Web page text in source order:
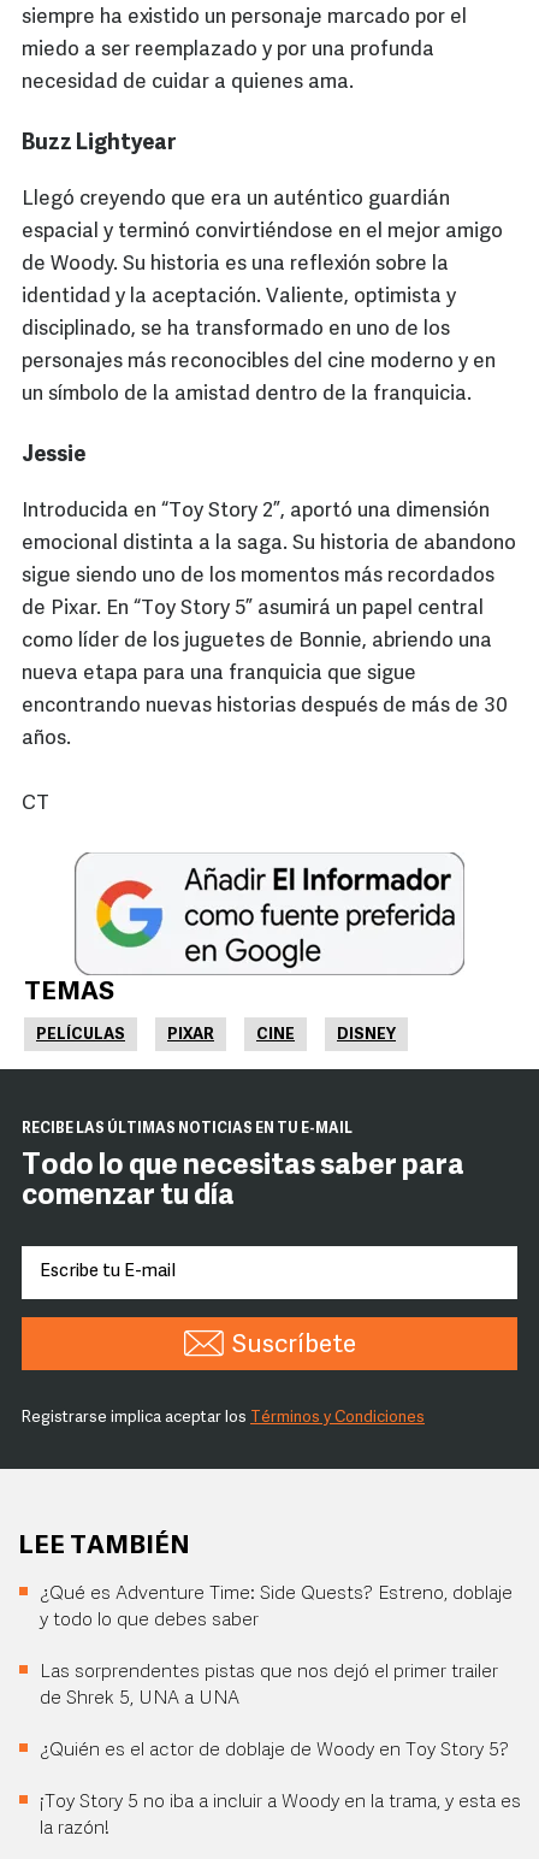
siempre ha existido un personaje marcado por el
miedo a ser reemplazado y por una profunda
necesidad de cuidar a quienes ama.
Buzz Lightyear
Llegó creyendo que era un auténtico guardián
espacial y terminó convirtiéndose en el mejor amigo
de Woody. Su historia es una reflexión sobre la
identidad y la aceptación. Valiente, optimista y
disciplinado, se ha transformado en uno de los
personajes más reconocibles del cine moderno y en
un símbolo de la amistad dentro de la franquicia.
Jessie
Introducida en “Toy Story 2”, aportó una dimensión
emocional distinta a la saga. Su historia de abandono
sigue siendo uno de los momentos más recordados
de Pixar. En “Toy Story 5” asumirá un papel central
como líder de los juguetes de Bonnie, abriendo una
nueva etapa para una franquicia que sigue
encontrando nuevas historias después de más de 30
años.
CT
TEMAS
PELÍCULAS PIXAR CINE DISNEY
RECIBE LAS ÚLTIMAS NOTICIAS EN TU E-MAIL
Todo lo que necesitas saber para
comenzar tu día
Suscríbete
Registrarse implica aceptar los Términos y Condiciones
LEE TAMBIÉN
¿Qué es Adventure Time: Side Quests? Estreno, doblaje
y todo lo que debes saber
Las sorprendentes pistas que nos dejó el primer trailer
de Shrek 5, UNA a UNA
¿Quién es el actor de doblaje de Woody en Toy Story 5?
¡Toy Story 5 no iba a incluir a Woody en la trama, y esta es
la razón!